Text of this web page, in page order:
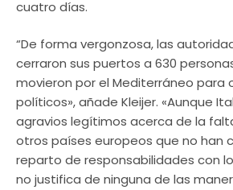
cuatro días.
“De forma vergonzosa, las
cerraron sus puertos a 630
movieron por el Mediterráneo para
políticos», añade Kleijer. «Aunque
agravios legítimos acerca de la
otros países europeos que no han
reparto de responsabilidades con
no justifica de ninguna de las